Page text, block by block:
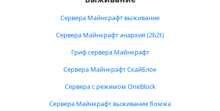
Сервера Майнкрафт выживание
Сервера Майнкрафт анархия (2b2t)
Гриф сервера Майнкрафт
Сервера Майнкрафт СкайБлок
Сервера с режимом OneBlock
Сервера Майнкрафт выживание бомжа